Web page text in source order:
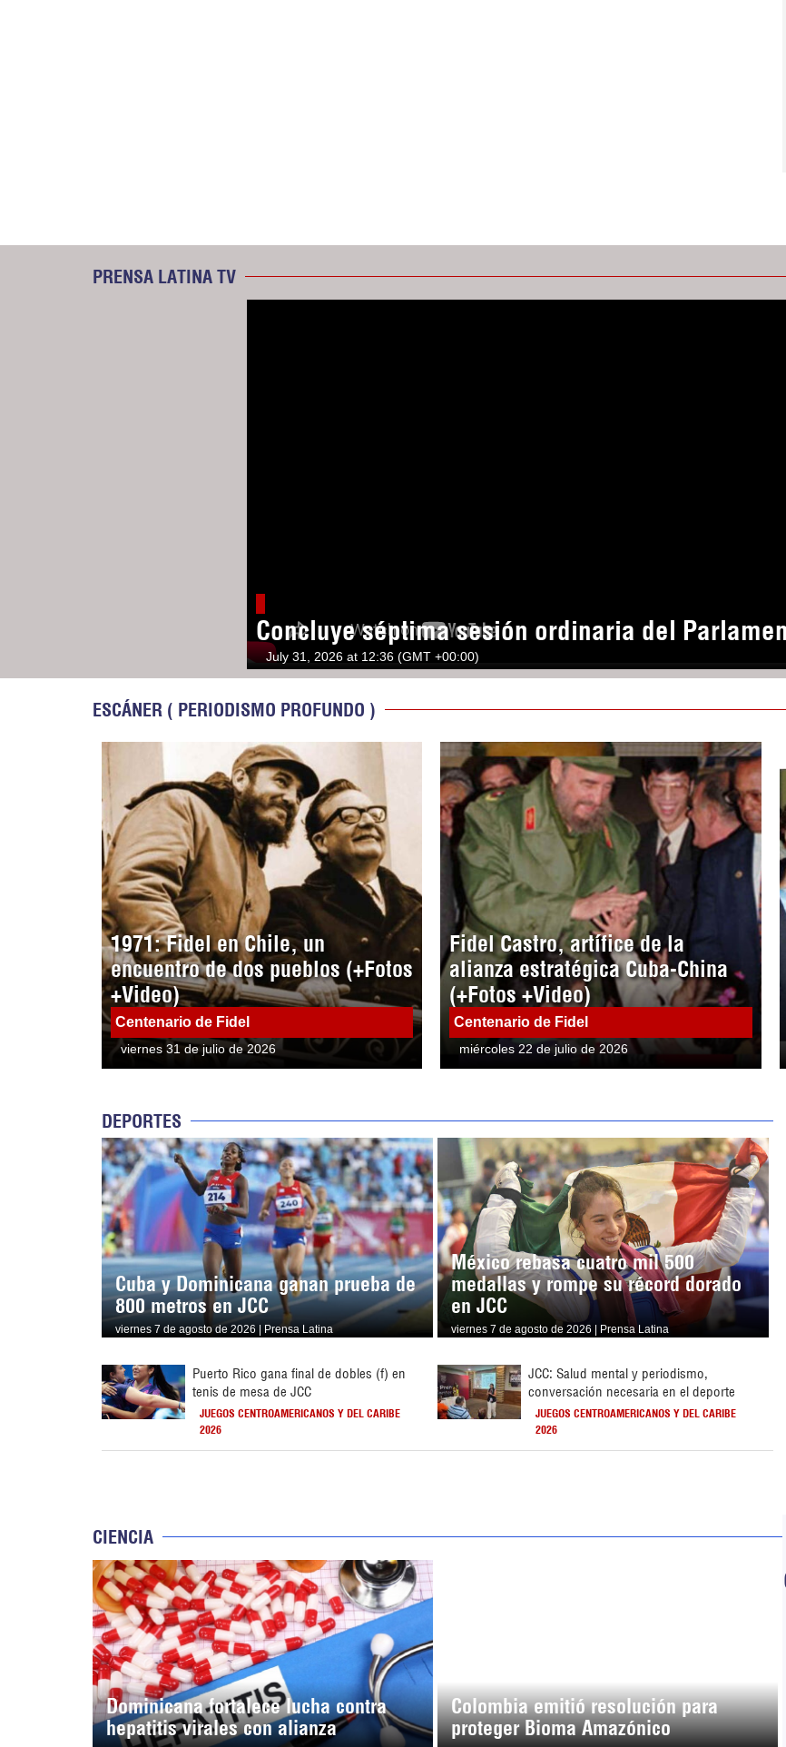
PRENSA LATINA TV
Concluye séptima sesión ordinaria del
July 31, 2026 at 12:36 (GMT +00:00)
ESCÁNER ( PERIODISMO PROFUNDO )
1971: Fidel en Chile, un
encuentro de dos pueblos (+Fotos
+Video)
Centenario de Fidel
viernes 31 de julio de 2026
Fidel Castro, artífice de la
alianza estratégica Cuba-China
(+Fotos +Video)
Centenario de Fidel
miércoles 22 de julio de 2026
DEPORTES
Cuba y Dominicana ganan prueba de
800 metros en JCC
viernes 7 de agosto de 2026 | Prensa Latina
México rebasa cuatro mil 500
medallas y rompe su récord dorado
en JCC
viernes 7 de agosto de 2026 | Prensa Latina
Puerto Rico gana final de dobles (f) en
tenis de mesa de JCC
JUEGOS CENTROAMERICANOS Y DEL CARIBE
2026
JCC: Salud mental y periodismo,
conversación necesaria en el deporte
JUEGOS CENTROAMERICANOS Y DEL CARIBE
2026
CIENCIA
Dominicana fortalece lucha contra
hepatitis virales con alianza
Colombia emitió resolución para
proteger Bioma Amazónico